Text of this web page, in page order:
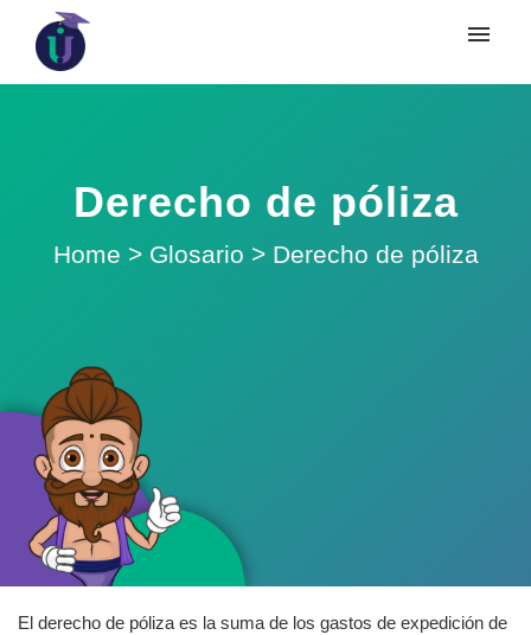
Derecho de póliza
Home > Glosario > Derecho de póliza
El derecho de póliza es la suma de los gastos de expedición de